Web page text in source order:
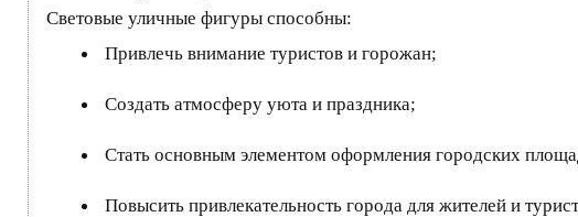
Световые уличные фигуры способны:
Привлечь внимание туристов и горожан;
Создать атмосферу уюта и праздника;
Стать основным элементом оформления городских
Повысить привлекательность города для жителей и